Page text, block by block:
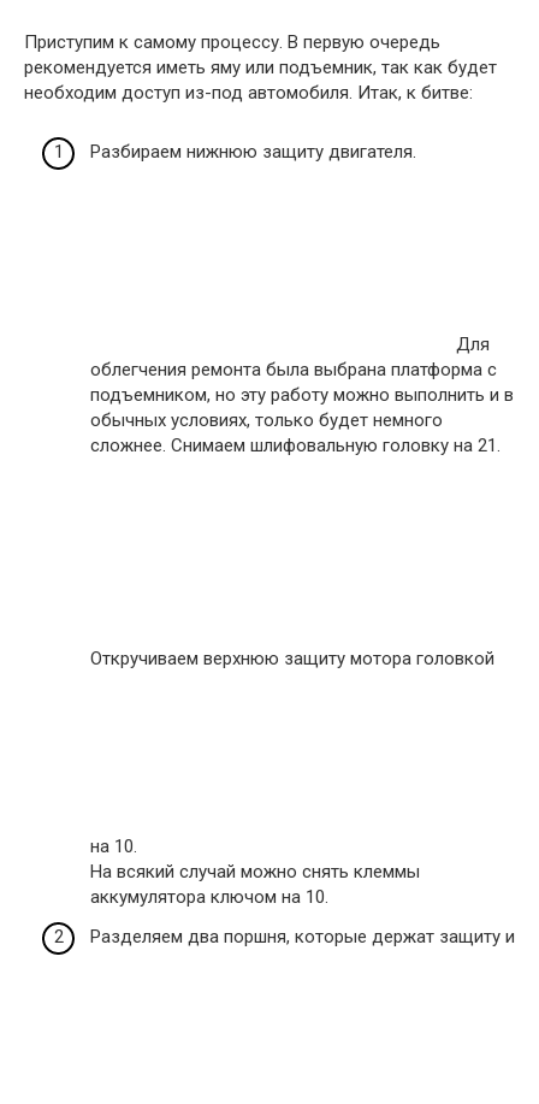
Приступим к самому процессу. В первую очередь
рекомендуется иметь яму или подъемник, так как будет
необходим доступ из-под автомобиля. Итак, к битве:
Разбираем нижнюю защиту двигателя.
Для
облегчения ремонта была выбрана платформа с
подъемником, но эту работу можно выполнить и в
обычных условиях, только будет немного
сложнее. Снимаем шлифовальную головку на 21.
Откручиваем верхнюю защиту мотора головкой
на 10.
На всякий случай можно снять клеммы
аккумулятора ключом на 10.
Разделяем два поршня, которые держат защиту и